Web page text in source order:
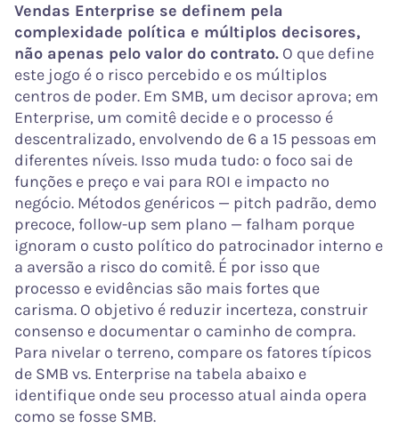
Vendas Enterprise se definem pela
complexidade política e múltiplos decisores,
não apenas pelo valor do contrato. O que define
este jogo é o risco percebido e os múltiplos
centros de poder. Em SMB, um decisor aprova; em
Enterprise, um comitê decide e o processo é
descentralizado, envolvendo de 6 a 15 pessoas em
diferentes níveis. Isso muda tudo: o foco sai de
funções e preço e vai para ROI e impacto no
negócio. Métodos genéricos — pitch padrão, demo
precoce, follow-up sem plano — falham porque
ignoram o custo político do patrocinador interno e
a aversão a risco do comitê. É por isso que
processo e evidências são mais fortes que
carisma. O objetivo é reduzir incerteza, construir
consenso e documentar o caminho de compra.
Para nivelar o terreno, compare os fatores típicos
de SMB vs. Enterprise na tabela abaixo e
identifique onde seu processo atual ainda opera
como se fosse SMB.